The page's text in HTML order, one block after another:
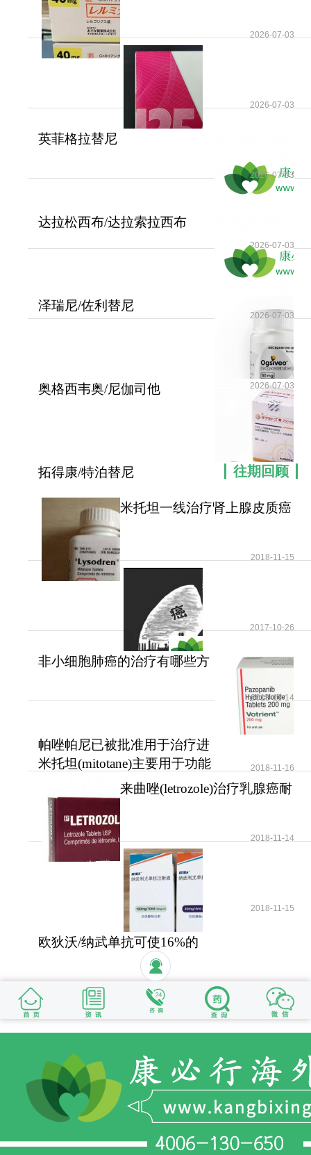
可满足患者中长期治疗需求。如有需要，请咨询康
必行海外医疗医学顾问：4006-130-650或扫码添加
下方微信，我们将竭诚为您服务！
更多药品详情请访问
https://www.kangbixing.com/drug/rlgl/
一对一客服专业解答
"扫一扫添加官方微信 咨询解答更便捷"
2026-07-03
英菲格拉替尼
2026-07-03
达拉松西布/达拉索拉西布
2026-07-03
泽瑞尼/佐利替尼
(AZD3759/Zorifertinib)破
2026-07-03
奥格西韦奥/尼伽司他
2026-07-03
拓得康/特泊替尼
2026-07-03
往期回顾
米托坦一线治疗肾上腺皮质癌
2018-11-15
非小细胞肺癌的治疗有哪些方
2017-10-26
帕唑帕尼已被批准用于治疗进
展期软组织肉瘤
2018-11-14
米托坦(mitotane)主要用于功能
性和无功能性肾上腺
2018-11-16
来曲唑(letrozole)治疗乳腺癌耐
2018-11-14
欧狄沃/纳武单抗可使16%的
晚期肺癌患者活过5年
2018-11-15